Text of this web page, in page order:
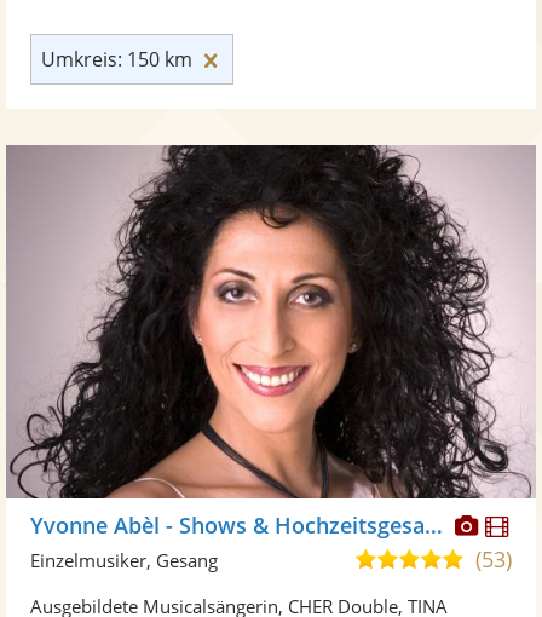
Umkreis: 150 km
Yvonne Abèl - Shows & Hochzeitsgesang
5,0(53)
Einzelmusiker, Gesang
Ausgebildete Musicalsängerin, CHER Double, TINA